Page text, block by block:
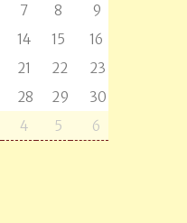
7 8
9
14 15
16
21 22
23
28 29
30
4 5 6